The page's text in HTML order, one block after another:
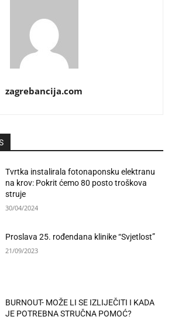
zagrebancija.com
Tvrtka instalirala fotonaponsku elektranu
na krov: Pokrit ćemo 80 posto troškova
struje
30/04/2024
Proslava 25. rođendana klinike “Svjetlost”
21/09/2023
BURNOUT- MOŽE LI SE IZLIJEČITI I KADA
JE POTREBNA STRUČNA POMOĆ?